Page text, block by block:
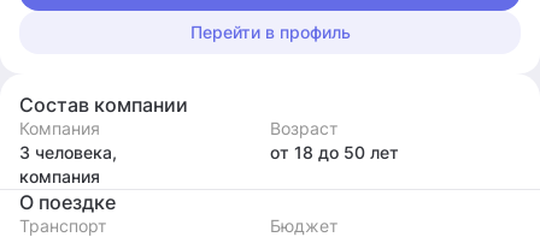
Перейти в профиль
Состав компании
Компания
3 человека,
компания
Возраст
от 18 до 50 лет
О поездке
Транспорт
Бюджет